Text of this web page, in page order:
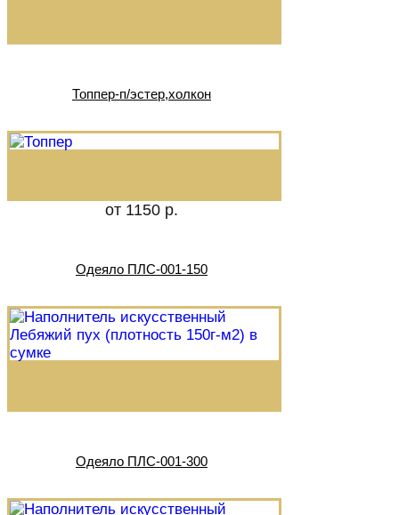
Топпер-п/эстер,холкон
от 1150 р.
Одеяло ПЛС-001-150
Одеяло ПЛС-001-300